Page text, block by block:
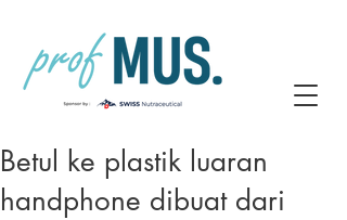
Betul ke plastik luaran
handphone dibuat dari